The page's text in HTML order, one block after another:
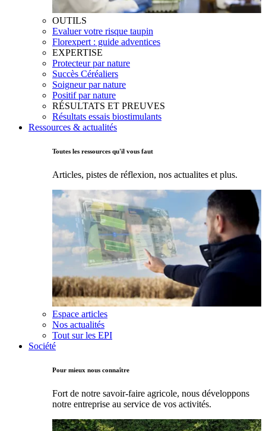
OUTILS
Evaluer votre risque taupin
Florexpert : guide adventices
EXPERTISE
Protecteur par nature
Succès Céréaliers
Soigneur par nature
Positif par nature
RÉSULTATS ET PREUVES
Résultats essais biostimulants
Ressources & actualités
Toutes les ressources qu'il vous faut
Articles, pistes de réflexion, nos actualites et plus.
Espace articles
Nos actualités
Tout sur les EPI
Société
Pour mieux nous connaître
Fort de notre savoir-faire agricole, nous développons
notre entreprise au service de vos activités.